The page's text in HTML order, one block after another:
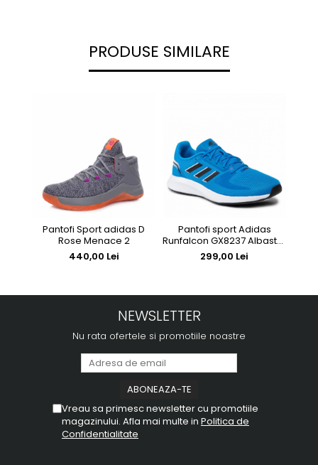
PRODUSE SIMILARE
Pantofi Sport adidas D
Rose Menace 2
440,00 Lei
Pantofi sport Adidas
Runfalcon GX8237 Albastru
cu dungi Negre
299,00 Lei
NEWSLETTER
Nu rata ofertele si promotiile noastre
Vreau sa primesc newsletter cu promotiile
magazinului. Afla mai multe in Politica de
Confidentialitate